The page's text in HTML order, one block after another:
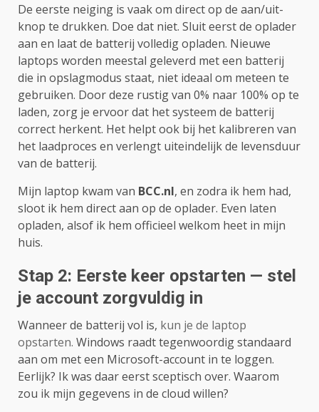
De eerste neiging is vaak om direct op de aan/uit-
knop te drukken. Doe dat niet. Sluit eerst de oplader
aan en laat de batterij volledig opladen. Nieuwe
laptops worden meestal geleverd met een batterij
die in opslagmodus staat, niet ideaal om meteen te
gebruiken. Door deze rustig van 0% naar 100% op te
laden, zorg je ervoor dat het systeem de batterij
correct herkent. Het helpt ook bij het kalibreren van
het laadproces en verlengt uiteindelijk de levensduur
van de batterij.
Mijn laptop kwam van BCC.nl, en zodra ik hem had,
sloot ik hem direct aan op de oplader. Even laten
opladen, alsof ik hem officieel welkom heet in mijn
huis.
Stap 2: Eerste keer opstarten — stel
je account zorgvuldig in
Wanneer de batterij vol is, kun je de laptop
opstarten. Windows raadt tegenwoordig standaard
aan om met een Microsoft-account in te loggen.
Eerlijk? Ik was daar eerst sceptisch over. Waarom
zou ik mijn gegevens in de cloud willen?